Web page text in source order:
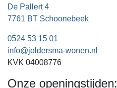
De Pallert 4
7761 BT Schoonebeek
0524 53 15 01
info@joldersma-wonen.nl
KVK 04008776
Onze openingstijden: